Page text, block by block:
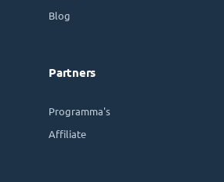
Blog
Partners
Programma's
Affiliate